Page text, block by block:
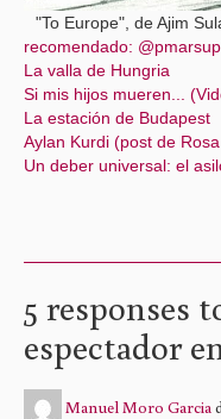
"To Europe", de Ajim
recomendado:
La valla de Hungria
Si mis hijos mueren...
La estación de Budapest
Aylan Kurdi (post de
Un deber universal: el
5 responses
espectador
Manuel Moro Garcia